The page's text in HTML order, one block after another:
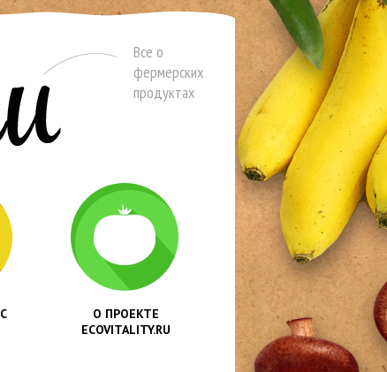
Все о
фермерских
продуктах
О ПРОЕКТЕ
ECOVITALITY.RU